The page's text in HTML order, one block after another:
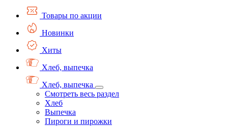
Товары по акции
Новинки
Хиты
Хлеб, выпечка
Хлеб, выпечка
Смотреть весь раздел
Хлеб
Выпечка
Пироги и пирожки